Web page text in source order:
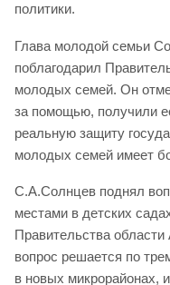
политики.
Глава молодой семьи
поблагодарил
молодых семей. Он
за помощью, получили
реальную защиту
молодых семей имеет
С.А.Солнцев поднял
местами в детских
Правительства
вопрос решается по
в новых микрорайонах,